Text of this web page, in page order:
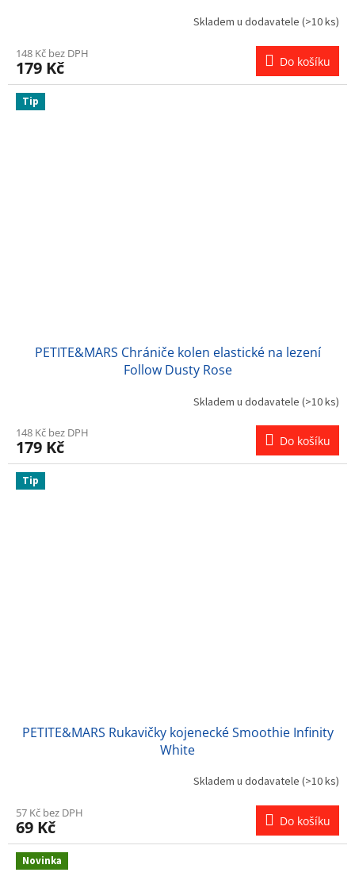
Skladem u dodavatele (>10 ks)
148 Kč bez DPH
179 Kč Do košíku
Tip
PETITE&MARS Chrániče kolen elastické na lezení
Follow Dusty Rose
Skladem u dodavatele (>10 ks)
148 Kč bez DPH
179 Kč Do košíku
Tip
PETITE&MARS Rukavičky kojenecké Smoothie Infinity
White
Skladem u dodavatele (>10 ks)
57 Kč bez DPH
69 Kč Do košíku
Novinka